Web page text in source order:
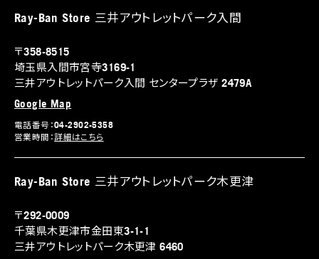
Ray-Ban Store 三井アウトレットパーク入間
〒358-8515
埼玉県入間市宮寺3169‐1
三井アウトレットパーク入間 センタープラザ 2479A
Google Map
電話番号：04-2902-5358
営業時間：詳細はこちら
Ray-Ban Store 三井アウトレットパーク木更津
〒292-0009
千葉県木更津市金田東3-1-1
三井アウトレットパーク木更津 6460